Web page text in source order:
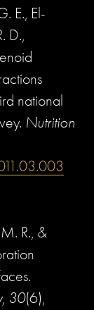
E., El-
D.,
national
Nutrition
R., &
30(6),